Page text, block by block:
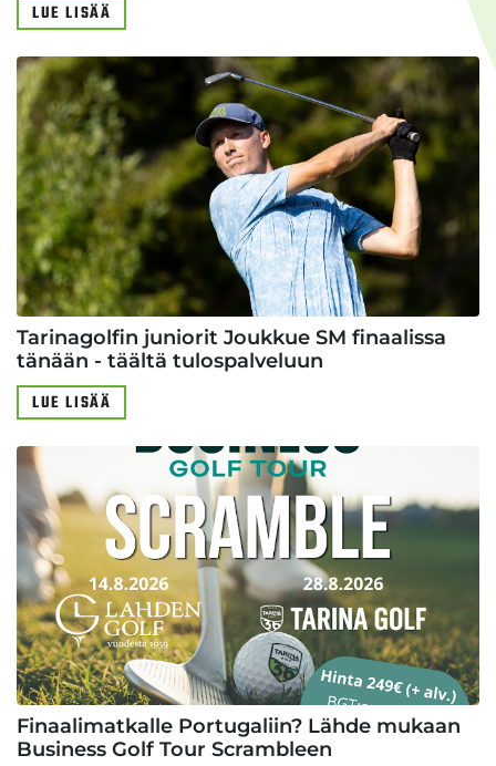
LUE LISÄÄ
Tarinagolfin juniorit Joukkue SM finaalissa
tänään - täältä tulospalveluun
LUE LISÄÄ
Finaalimatkalle Portugaliin? Lähde mukaan
Business Golf Tour Scrambleen